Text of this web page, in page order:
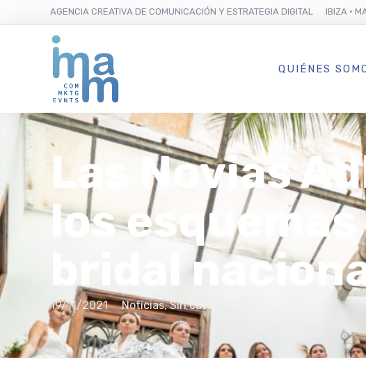
AGENCIA CREATIVA DE COMUNICACIÓN Y ESTRATEGIA DIGITAL IBIZA ·
QUIÉNES
Las Novias
los esquemas
bridal
19/11/2021 Noticias,Sin categoría